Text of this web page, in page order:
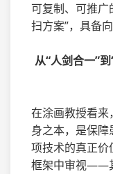
可复制、可推广
扫方案”，具备
从“人剑合一”
在涂画教授看
身之本，是保
项技术的真正
框架中审视——